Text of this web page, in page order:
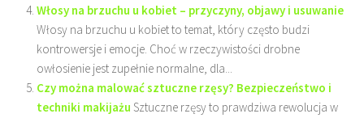
Włosy na brzuchu u kobiet – przyczyny, objawy i usuwanie
Włosy na brzuchu u kobiet to temat, który często budzi
kontrowersje i emocje. Choć w rzeczywistości drobne
owłosienie jest zupełnie normalne, dla...
Czy można malować sztuczne rzęsy? Bezpieczeństwo i
techniki makijażu Sztuczne rzęsy to prawdziwa rewolucja w